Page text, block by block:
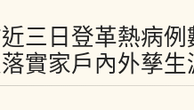
三日登革熱病
實家戶內外孳